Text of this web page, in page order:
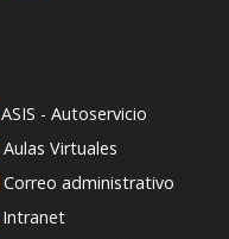
ASIS - Autoservicio
Aulas Virtuales
Correo administrativo
Intranet